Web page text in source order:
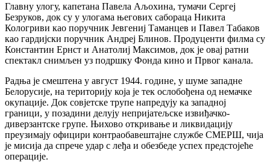
Главну улогу, капетана Павела Аљохина, тумачи Сергеј
Безруков, док су у улогама његових сабораца Никита
Кологриви као поручник Јевгениј Таманцев и Павел Табаков
као гардијски поручник Андреј Блинов. Продуценти филма су
Константин Ернст и Анатолиј Максимов, док је овај ратни
спектакл снимљен уз подршку Фонда кино и Првог канала.
Радња је смештена у август 1944. године, у шуме западне
Белорусије, на територију која је тек ослобођена од немачке
окупације. Док совјетске трупе напредују ка западној
граници, у позадини делују непријатељске извиђачко-
диверзантске групе. Њихово откривање и ликвидацију
преузимају официри контраобавештајне службе СМЕРШ, чија
је мисија да спрече удар с леђа и обезбеде успех предстојеће
операције.